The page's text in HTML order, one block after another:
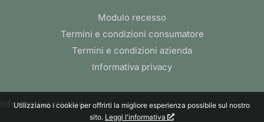
Modulo recesso
Termini e condizioni consumatore
Termini e condizioni azienda
Informativa privacy
Informativa cookie
Utilizziamo i cookie per offrirti la migliore esperienza possibile sul nostro
sito. Leggi l'informativa